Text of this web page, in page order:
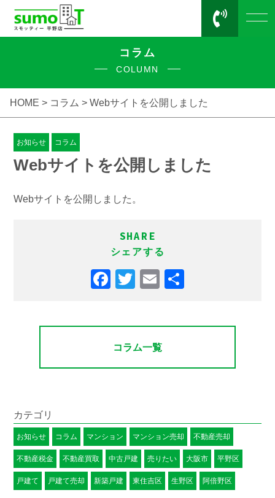
コラム
COLUMN
HOME > コラム > Webサイトを公開しました
お知らせ コラム
Webサイトを公開しました
Webサイトを公開しました。
SHARE
シェアする
コラム一覧
カテゴリ
お知らせ コラム マンション マンション売却 不動産売却
不動産税金 不動産買取 中古戸建 売りたい 大阪市 平野区
戸建て 戸建て売却 新築戸建 東住吉区 生野区 阿倍野区